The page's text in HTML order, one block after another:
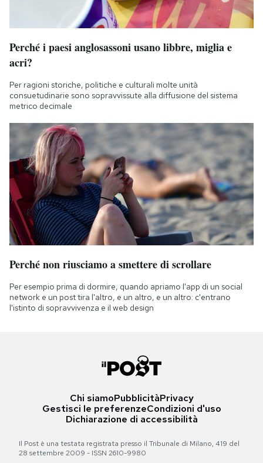
Perché i paesi anglosassoni usano libbre, miglia e
acri?
Per ragioni storiche, politiche e culturali molte unità
consuetudinarie sono sopravvissute alla diffusione del sistema
metrico decimale
Perché non riusciamo a smettere di scrollare
Per esempio prima di dormire, quando apriamo l'app di un social
network e un post tira l'altro, e un altro, e un altro: c'entrano
l'istinto di sopravvivenza e il web design
Chi siamoPubblicitàPrivacy
Gestisci le preferenzeCondizioni d'uso
Dichiarazione di accessibilità
Il Post è una testata registrata presso il Tribunale di Milano, 419 del
28 settembre 2009 - ISSN 2610-9980